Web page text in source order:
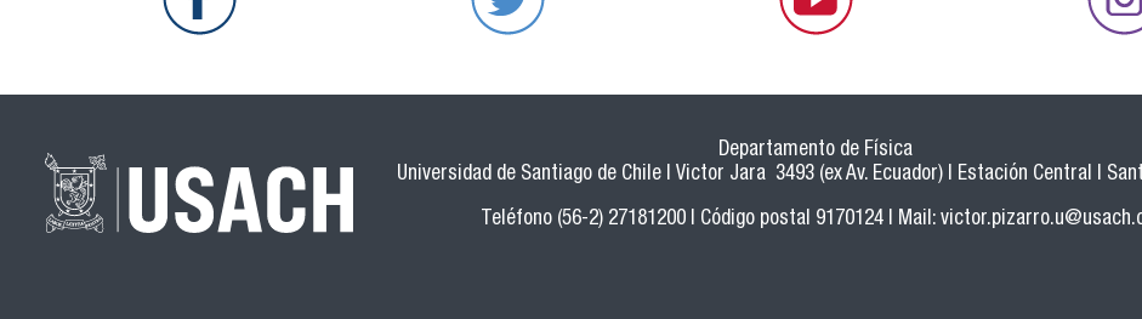
Departamento de Física
Universidad de Santiago de Chile | Victor Jara 3493 (ex Av. Ecuador) | Estación Central |
Teléfono (56-2) 27181200 | Código postal 9170124 | Mail: